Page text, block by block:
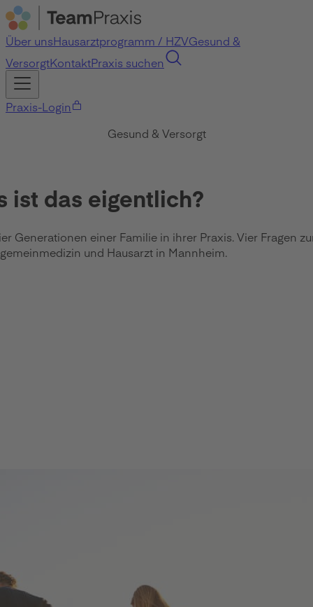
Über unsHausarztprogramm / HZVGesund &
VersorgtKontaktPraxis suchen
Praxis-Login
Gesund & Versorgt
ist das eigentlich?
Generationen einer Familie in ihrer Praxis. Vier Fragen
und Hausarzt in Mannheim.